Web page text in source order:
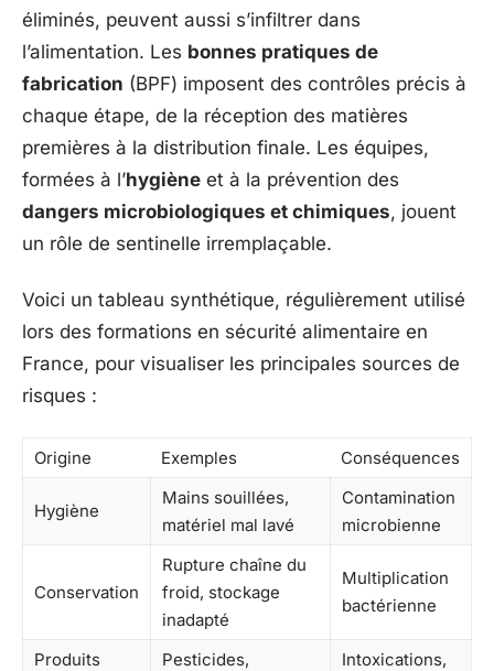
éliminés, peuvent aussi s’infiltrer dans
l’alimentation. Les bonnes pratiques de
fabrication (BPF) imposent des contrôles précis à
chaque étape, de la réception des matières
premières à la distribution finale. Les équipes,
formées à l’hygiène et à la prévention des
dangers microbiologiques et chimiques, jouent
un rôle de sentinelle irremplaçable.
Voici un tableau synthétique, régulièrement utilisé
lors des formations en sécurité alimentaire en
France, pour visualiser les principales sources de
risques :
Origine Exemples Conséquences
Hygiène
Mains souillées,
matériel mal lavé
Contamination
microbienne
Conservation
Rupture chaîne du
froid, stockage
inadapté
Multiplication
bactérienne
Produits
Pesticides,
Intoxications,